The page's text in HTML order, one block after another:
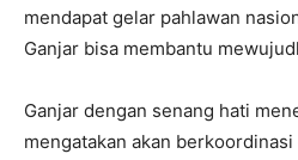
mendapat gelar pahlawan
Ganjar bisa membantu
Ganjar dengan senang hati
mengatakan akan